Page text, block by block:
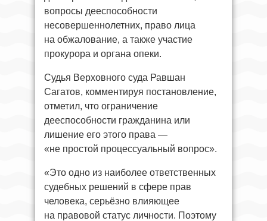
вопросы дееспособности
несовершеннолетних, право лица
на обжалование, а также участие
прокурора и органа опеки.
Судья Верховного суда Равшан
Сагатов, комментируя постановление,
отметил, что ограничение
дееспособности гражданина или
лишение его этого права —
«не простой процессуальный вопрос».
«Это одно из наиболее ответственных
судебных решений в сфере прав
человека, серьёзно влияющее
на правовой статус личности. Поэтому